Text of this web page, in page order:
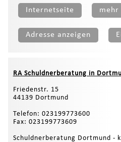
Internetseite mehr
Adresse anzeigen
RA Schuldnerberatung in
Friedenstr. 15
44139 Dortmund
Telefon: 023199773600
Fax: 023199773609
Schuldnerberatung Dortmund -